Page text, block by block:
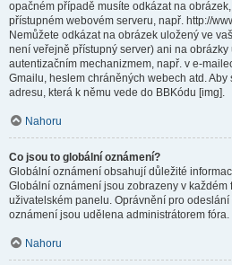
opačném případě musíte odkázat na
přístupném webovém serveru, např. http://
Nemůžete odkázat na obrázek uložený ve
není veřejně přístupný server) ani na
autentizačním mechanizmem, např. v e-
Gmailu, heslem chráněných webech atd.
adresu, která k němu vede do BBKódu [img].
Nahoru
Co jsou to globální oznámení?
Globální oznámení obsahují důležité
Globální oznámení jsou zobrazeny v každém
uživatelském panelu. Oprávnění pro
oznámení jsou udělena administrátorem fóra.
Nahoru